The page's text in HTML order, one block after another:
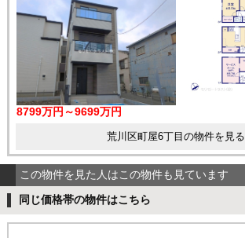
8799万円～9699万円
荒川区町屋6丁目の物件を見る
この物件を見た人はこの物件も見ています
同じ価格帯の物件はこちら